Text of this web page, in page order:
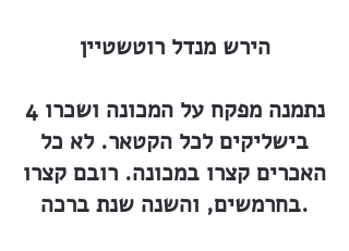
הירש מנדל רוטשטיין
נתמנה מפקח על המכונה ושכרו 4
בישליקים לכל הקטאר. לא כל
האכרים קצרו במכונה. רובם קצרו
בחרמשים, והשנה שנת ברכה.